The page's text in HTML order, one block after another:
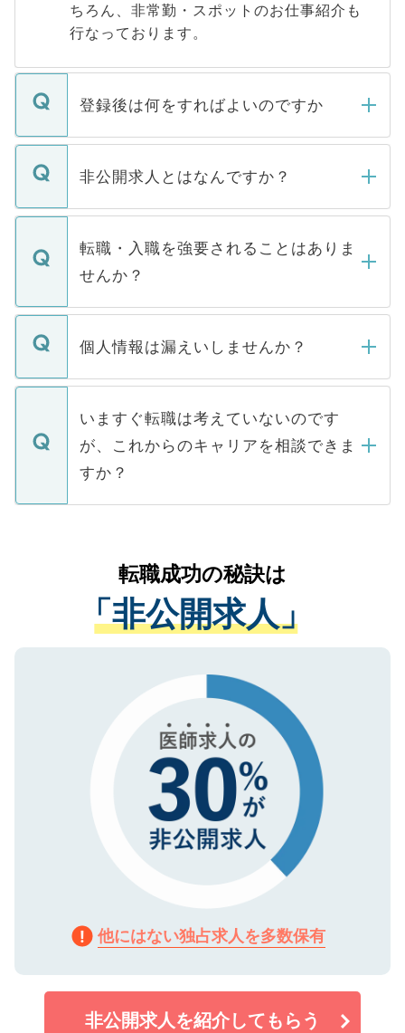
ちろん、非常勤・スポットのお仕事紹介も
行なっております。
登録後は何をすればよいのですか
ご登録いただきましたら、弊社担当者がご
登録内容を確認し、その後メールもしくは
ます。通常、5営業日以内にはご連絡をせて
いただきますので、しばらくお待ちくださ
非公開求人とはなんですか？
マイナビDOCTORで取り扱っている求人の
うち約3割は、Webサイトからご覧いただ
けない「非公開求人」です。非公開求人は
下記の理由によって、一般には公開してい
ません。
■応募殺到を避けるため 人気のある医療機
関を公にしてしまうと、応募が殺到する場
に、医療機関が求める条件に合った人材の
みを人材紹介会社に依頼するケースが増え
ています。
転職・入職を強要されることはありま
せんか？
転職・入職を強要することは一切ありませ
ん。また、仮に応募先から内定をいただい
定を承諾する必要はありません。内定先へ
の辞退の連絡はキャリアパートナーが行い
個人情報は漏えいしませんか？
個人情報が漏えいすることはありませんの
で、ご安心ください。当サイトからの登録
などで収集したご登録者様の個人情報は、
ご本人のキャリアアップおよび転職活動の
支援を目的に使用いたします。お預かりし
ているすべての個人データはご本人の許可
は、個人情報の取り扱いについての厳密な
管理基準を満たした事業者のみに付与され
る、プライバシーマークを取得済みです。
で、機密保持に関してもご安心ください。
いますぐ転職は考えていないのです
が、これからのキャリアを相談できま
すか？
かがいして、現在の医療機関の状況や紹介
経験をまじえながら、適切なアドバイスを
させていただきます。すぐにご転職をされ
ない方には、長期的なサポートが可能です
ので、まずはご登録ください。
転職成功の秘訣は
「非公開求人」
他にはない独占求人を多数保有
非公開求人を紹介してもらう